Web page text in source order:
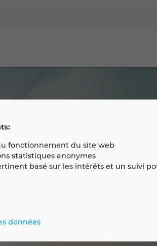
fonctionnement du site web
statistiques anonymes
basé sur les intérêts et un suivi
données